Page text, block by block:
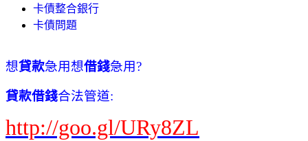
卡債整合銀行
卡債問題
想貸款急用想借錢急用?
貸款借錢合法管道:
http://goo.gl/URy8ZL